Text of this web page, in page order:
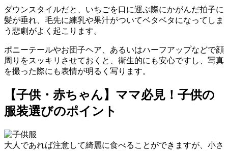
ダウンスタイルだと、いちごを口に運ぶ際にかがんだ拍子に
髪が垂れ、毛先に練乳や果汁がついてベタベタになってしま
う悲劇がよく起こります。
ポニーテールやお団子ヘア、あるいはハーフアップなどで顔
周りをスッキリさせておくと、衛生的にも安心ですし、写真
を撮った際にも表情が明るく写ります。
【子供・赤ちゃん】ママ必見！子供の
服装選びのポイント
大人であれば注意して綺麗に食べることができますが、小さ